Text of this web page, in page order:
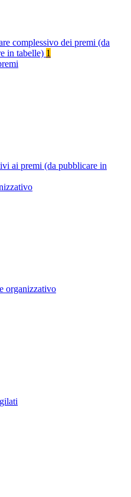
complessivo dei premi (da
in tabelle) 1
ai premi (da pubblicare in
organizzativo